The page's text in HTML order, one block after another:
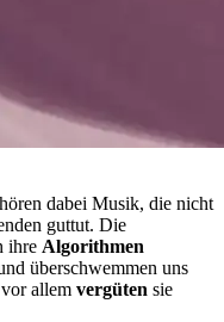
dabei Musik, die nicht
guttut. Die
ihre Algorithmen
überschwemmen uns
allem vergüten sie